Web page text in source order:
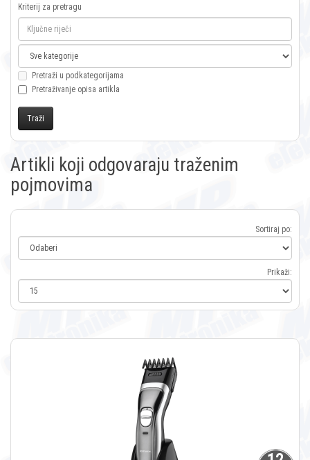
Kriterij za pretragu
Pretraži u podkategorijama
Pretraživanje opisa artikla
Artikli koji odgovaraju traženim
pojmovima
Sortiraj po:
Prikaži: